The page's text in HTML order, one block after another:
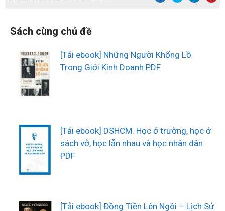
Sách cùng chủ đề
[Tải ebook] Những Người Khổng Lồ
Trong Giới Kinh Doanh PDF
[Tải ebook] DSHCM. Học ở trường, học ở
sách vở, học lẫn nhau và học nhân dân
PDF
[Tải ebook] Đồng Tiền Lên Ngôi – Lịch Sử